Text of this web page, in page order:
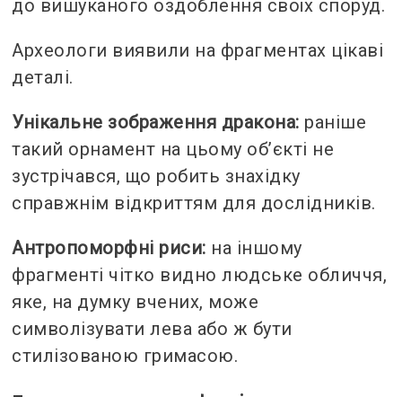
до вишуканого оздоблення своїх споруд.
Археологи виявили на фрагментах цікаві
деталі.
Унікальне зображення дракона: раніше
такий орнамент на цьому об’єкті не
зустрічався, що робить знахідку
справжнім відкриттям для дослідників.
Антропоморфні риси: на іншому
фрагменті чітко видно людське обличчя,
яке, на думку вчених, може
символізувати лева або ж бути
стилізованою гримасою.